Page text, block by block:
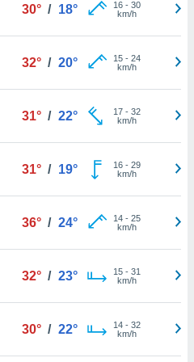
30° / 18° 16- 30
km/h
32° / 20° 15- 24
km/h
31° / 22° 17- 32
km/h
31° / 19° 16- 29
km/h
36° / 24° 14- 25
km/h
32° / 23° 15- 31
km/h
30° / 22° 14- 32
km/h